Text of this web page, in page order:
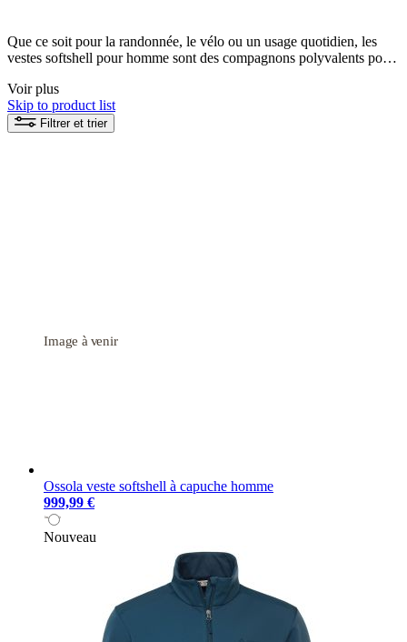
Que ce soit pour la randonnée, le vélo ou un usage quotidien, les
vestes softshell pour homme sont des compagnons polyvalents pour
mouvement, protection contre le vent et propriétés respirantes, ce qui
les rend particulièrement adaptées à des conditions météorologiques
principalement sèches ou changeantes. La gamme VAUDE
Voir plus
Skip to product list
Filtrer et trier
Ossola veste softshell à capuche homme
999,99 €
Nouveau